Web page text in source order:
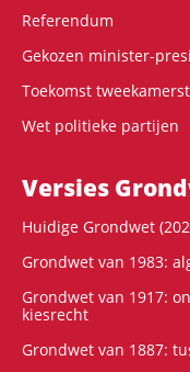
Referendum
Gekozen minister-
Toekomst
Wet politieke partijen
Versies
Huidige Grondwet
Grondwet van 1983:
Grondwet van 1917:
kiesrecht
Grondwet van 1887: